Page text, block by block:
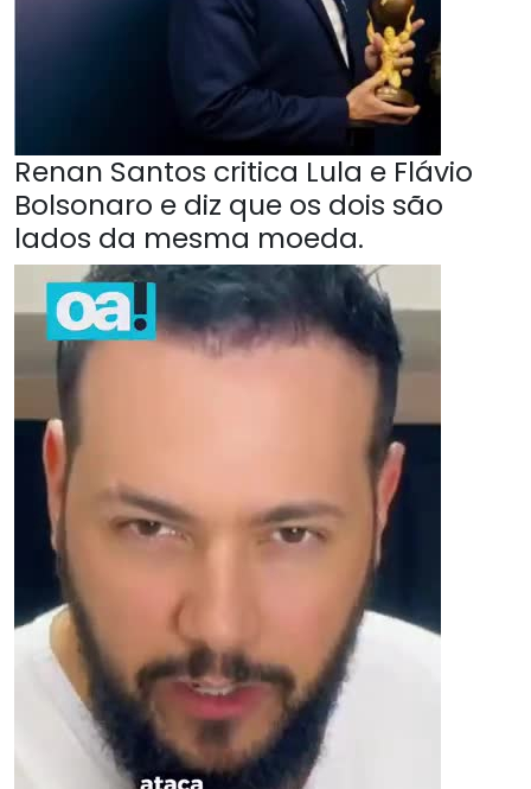
Renan Santos critica Lula e Flávio
Bolsonaro e diz que os dois são
lados da mesma moeda.